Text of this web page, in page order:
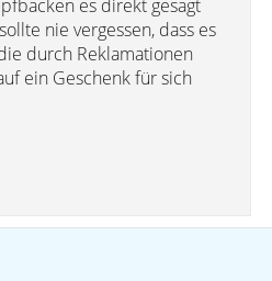
es direkt gesagt
nie vergessen, dass es
durch Reklamationen
ein Geschenk für sich